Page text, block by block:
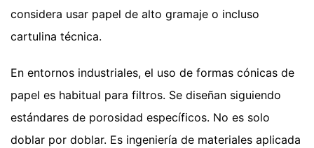
considera usar papel de alto gramaje o incluso
cartulina técnica.
En entornos industriales, el uso de formas cónicas de
papel es habitual para filtros. Se diseñan siguiendo
estándares de porosidad específicos. No es solo
doblar por doblar. Es ingeniería de materiales aplicada